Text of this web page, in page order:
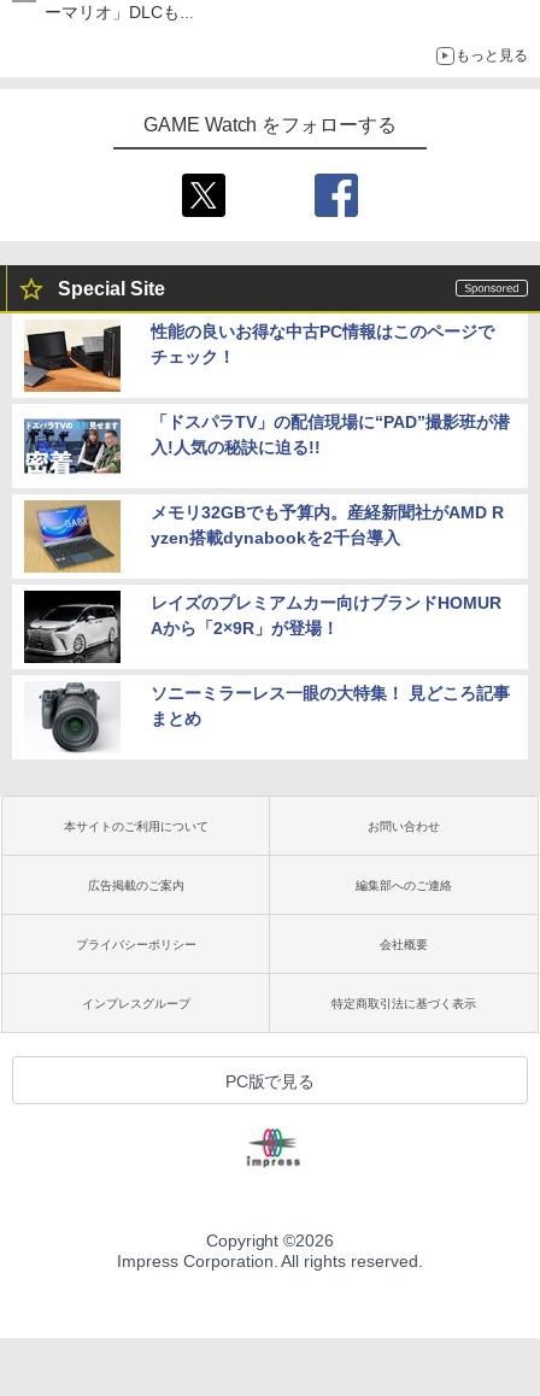
ーマリオ」DLCも
もっと見る
GAME Watch をフォローする
Special Site
性能の良いお得な中古PC情報はこのページで
チェック！
「ドスパラTV」の配信現場に“PAD”撮影班が潜
入!人気の秘訣に迫る!!
メモリ32GBでも予算内。産経新聞社がAMD R
yzen搭載dynabookを2千台導入
レイズのプレミアムカー向けブランドHOMUR
Aから「2×9R」が登場！
ソニーミラーレス一眼の大特集！ 見どころ記事
まとめ
本サイトのご利用について お問い合わせ
広告掲載のご案内 編集部へのご連絡
プライバシーポリシー 会社概要
インプレスグループ 特定商取引法に基づく表示
PC版で見る
Copyright ©2026
Impress Corporation. All rights reserved.